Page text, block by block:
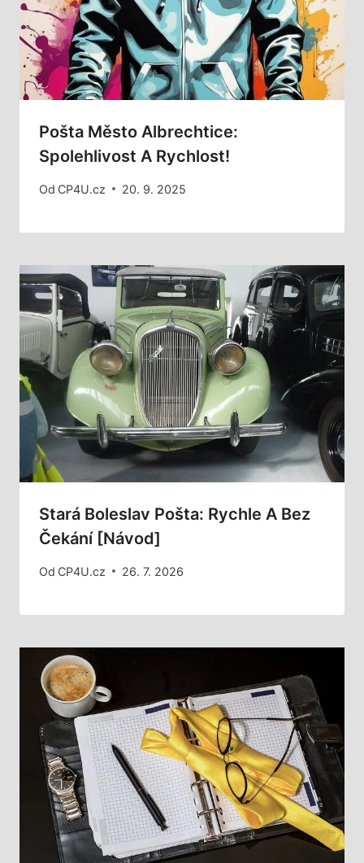
Pošta Město Albrechtice:
Spolehlivost A Rychlost!
Od CP4U.cz 20. 9. 2025
Stará Boleslav Pošta: Rychle A Bez
Čekání [Návod]
Od CP4U.cz 26. 7. 2026